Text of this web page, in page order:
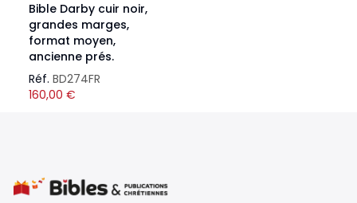
Bible Darby cuir noir,
grandes marges,
format moyen,
ancienne prés.
Réf. BD274FR
160,00 €